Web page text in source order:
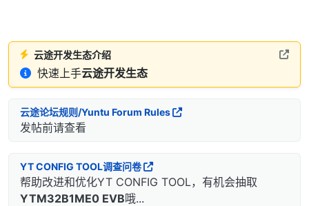
云途开发生态介绍
快速上手云途开发生态
云途论坛规则/Yuntu Forum Rules
发帖前请查看
YT CONFIG TOOL调查问卷
帮助改进和优化YT CONFIG TOOL，有机会抽取
YTM32B1ME0 EVB哦...